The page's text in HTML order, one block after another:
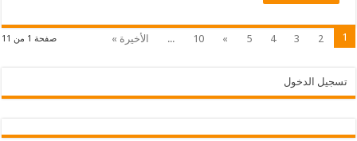
صفحة 1 من 11 1
2
3
4
5
»
10
... الأخيرة »
تسجيل الدخول